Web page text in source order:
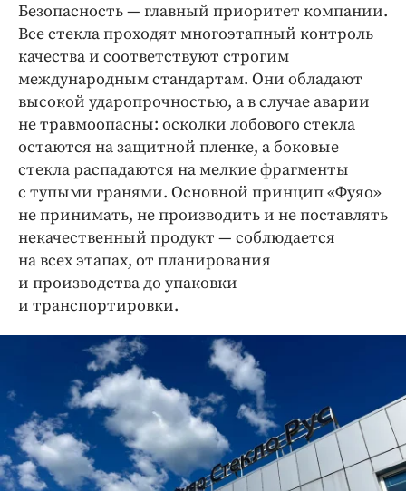
Безопасность — ​главный приоритет компании.
Все стекла проходят многоэтапный контроль
качества и соответствуют строгим
международным стандартам. Они обладают
высокой ударопрочностью, а в случае аварии
не травмоопасны: осколки лобового стекла
остаются на защитной пленке, а боковые
стекла распадаются на мелкие фрагменты
с тупыми гранями. Основной принцип «Фуяо» ​
не принимать, не производить и не поставлять
некачественный продукт — ​соблюдается
на всех этапах, от планирования
и производства до упаковки
и транспортировки.